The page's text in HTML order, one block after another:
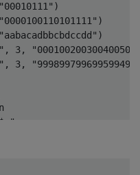
"00010111" )
"0000100110101111" )
"aabacadbbcbdccdd" )
, 3,
, 3,